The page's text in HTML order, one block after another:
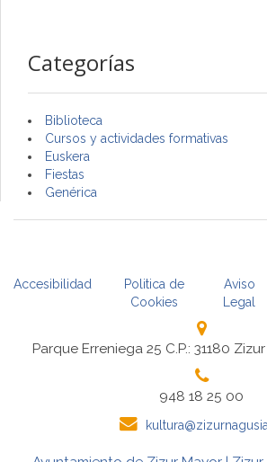
Categorías
Biblioteca
Cursos y actividades formativas
Euskera
Fiestas
Genérica
Accesibilidad
Politica de
Cookies
Aviso
Legal
Parque Erreniega 25 C.P.: 31180
948 18 25 00